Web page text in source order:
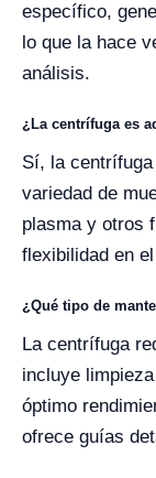
específico,
lo que la hace
análisis.
¿La centrífuga es
Sí, la
variedad de
plasma y otros
flexibilidad en
¿Qué tipo de
La centrífuga
incluye
óptimo
ofrece guías